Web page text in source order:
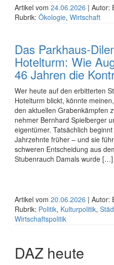
Artikel vom 24.06.2026 | Autor:
Rubrik: Ökologie, Wirtschaft
Das Parkhaus-
Hotelturm: Wie
46 Jahren die
Wer heute auf den erbitterten
Hotelturm blickt, könnte
den aktuellen Graben­kämpfen
nehmer Bernhard Spielberger
eigentümer. Tatsächlich
Jahrzehnte früher – und sie
schweren Entscheidung aus
Stubenrauch Damals wurde […]
Artikel vom 20.06.2026 | Autor:
Rubrik: Politik, Kulturpolitik,
Wirtschaftspolitik
DAZ heute